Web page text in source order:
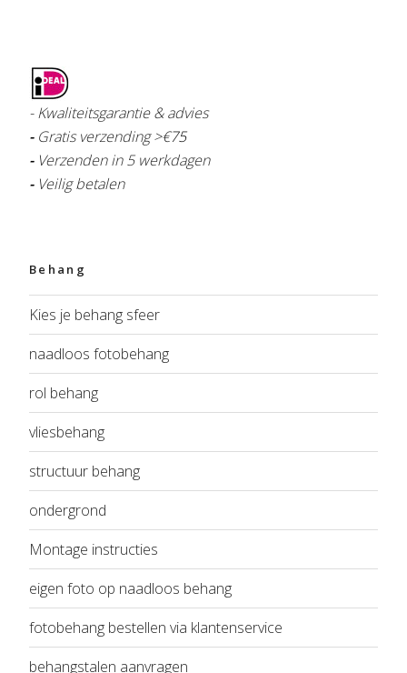
- Kwaliteitsgarantie & advies
- Gratis verzending >€75
- Verzenden in 5 werkdagen
- Veilig betalen
Behang
Kies je behang sfeer
naadloos fotobehang
rol behang
vliesbehang
structuur behang
ondergrond
Montage instructies
eigen foto op naadloos behang
fotobehang bestellen via klantenservice
behangstalen aanvragen